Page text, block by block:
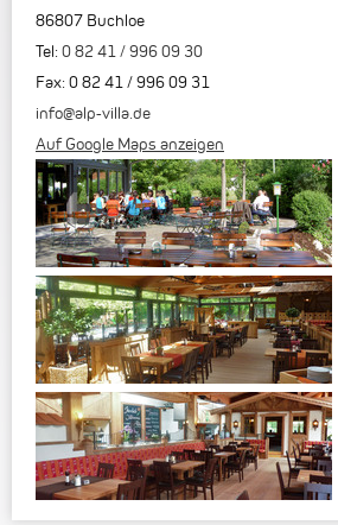
86807 Buchloe
Tel: 0 82 41 / 996 09 30
Fax: 0 82 41 / 996 09 31
info@alp-villa.de
Auf Google Maps anzeigen